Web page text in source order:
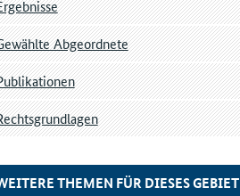
Abgeordnete
THEMEN FÜR DIESES GEBIET